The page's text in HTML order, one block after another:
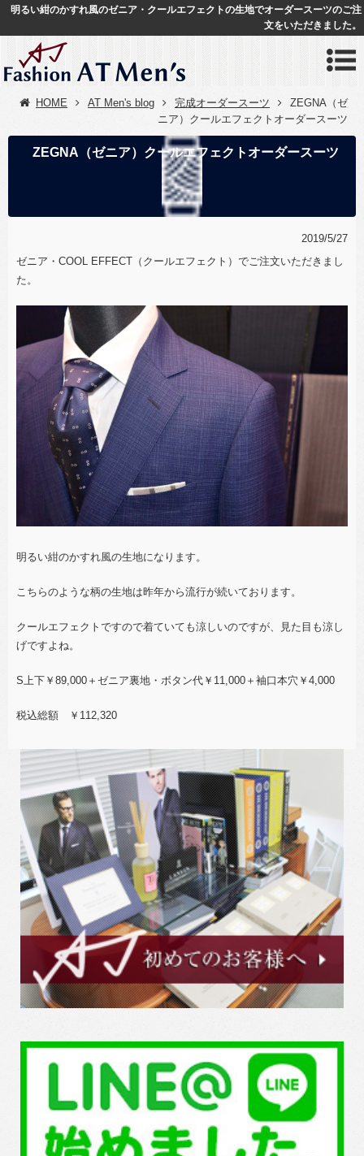
明るい紺のかすれ風のゼニア・クールエフェクトの生地でオーダースーツのご注
文をいただきました。
HOME AT Men's blog 完成オーダースーツ
ZEGNA（ゼ
ニア）クールエフェクトオーダースーツ
ZEGNA（ゼニア）クールエフェクトオーダースーツ
2019/5/27
ゼニア・COOL EFFECT（クールエフェクト）でご注文いただきまし
た。
明るい紺のかすれ風の生地になります。
こちらのような柄の生地は昨年から流行が続いております。
クールエフェクトですので着ていても涼しいのですが、見た目も涼し
げですよね。
S上下￥89,000＋ゼニア裏地・ボタン代￥11,000＋袖口本穴￥4,000
税込総額 ￥112,320